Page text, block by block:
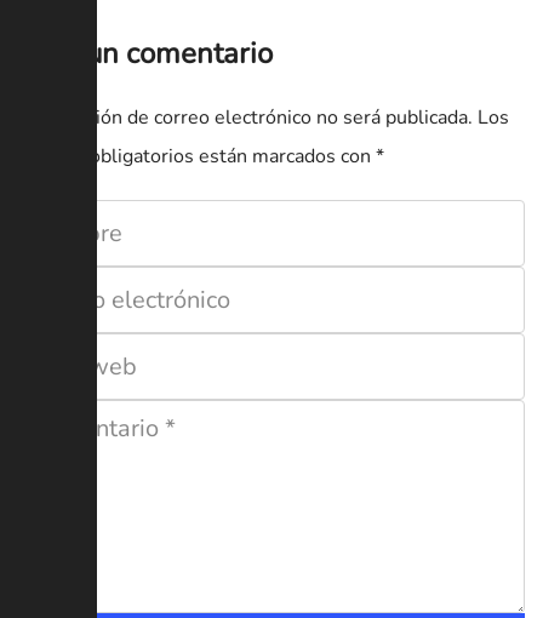
Deja un comentario
Tu dirección de correo electrónico no será publicada. Los
campos obligatorios están marcados con *